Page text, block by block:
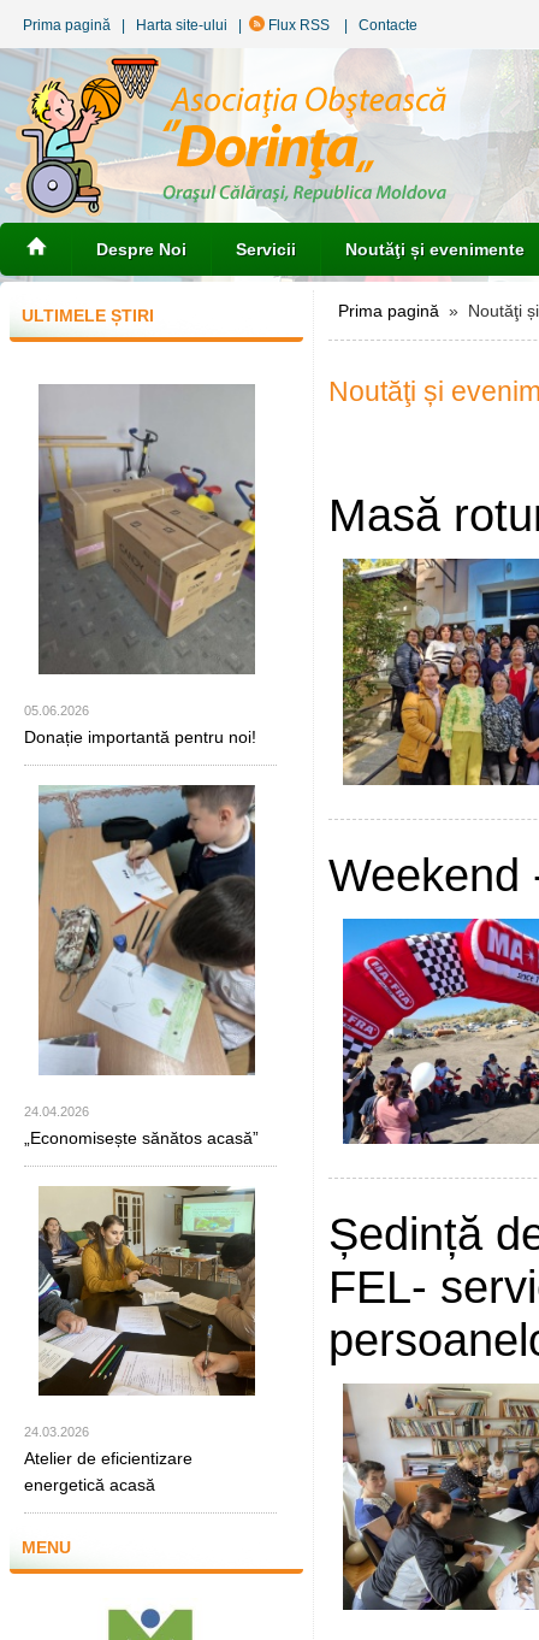
Prima pagină Harta site-ului Flux RSS Contacte
Despre Noi Servicii Noutăţi și evenimente
ULTIMELE ȘTIRI
05.06.2026
Donație importantă pentru noi!
24.04.2026
„Economisește sănătos acasă”
24.03.2026
Atelier de eficientizare
energetică acasă
MENU
Prima pagină » Noutăţi
Noutăţi și
Masă
Weekend
Ședință
FEL-